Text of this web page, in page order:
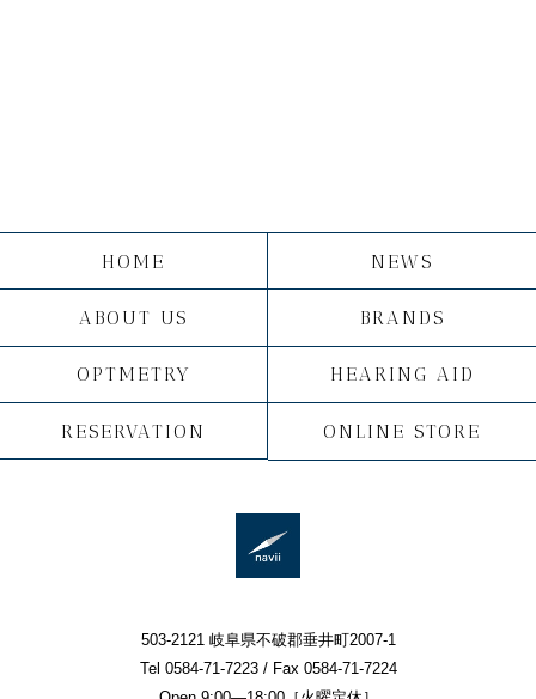
HOME NEWS
ABOUT US BRANDS
OPTMETRY HEARING AID
RESERVATION ONLINE STORE
503-2121 岐阜県不破郡垂井町2007-1
Tel 0584-71-7223 / Fax 0584-71-7224